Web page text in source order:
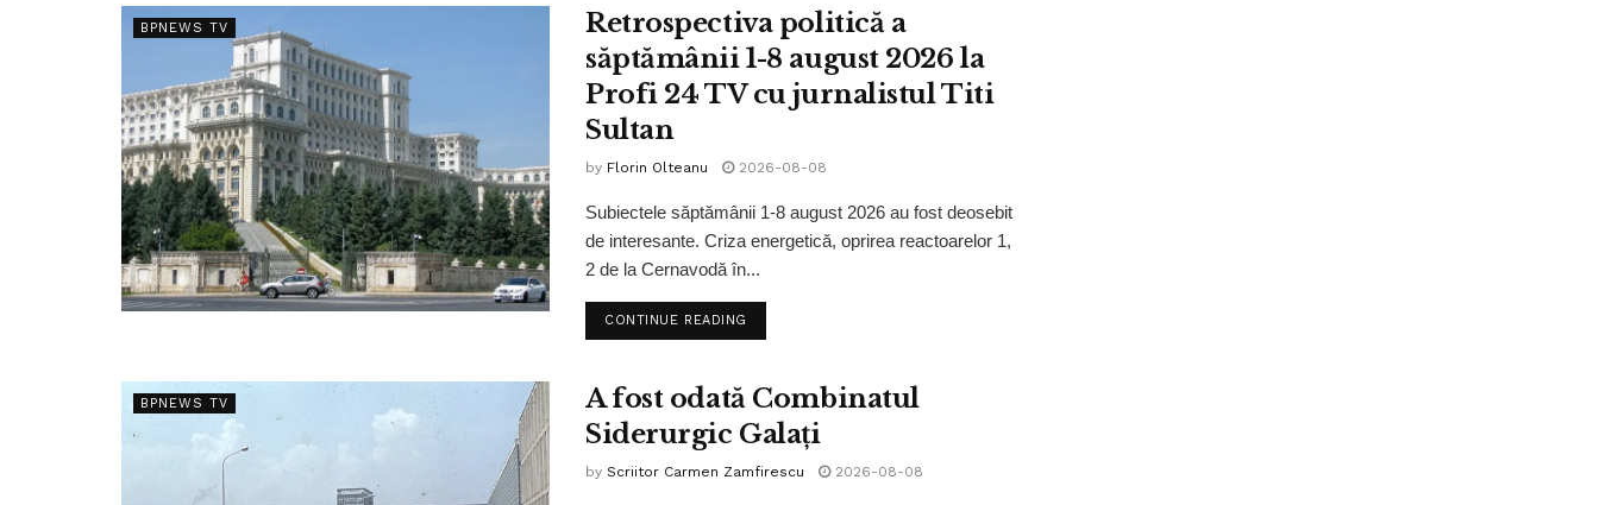
BPNEWS TV
Retrospectiva politică a
săptămânii 1-8 august 2026 la
Profi 24 TV cu jurnalistul Titi
Sultan
by Florin Olteanu 2026-08-08
Subiectele săptămânii 1-8 august 2026 au fost deosebit
de interesante. Criza energetică, oprirea reactoarelor 1,
2 de la Cernavodă în...
CONTINUE READING
BPNEWS TV
A fost odată Combinatul
Siderurgic Galați
by Scriitor Carmen Zamfirescu 2026-08-08